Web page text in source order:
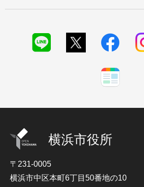
横浜市役所
〒231-0005
横浜市中区本町6丁目50番地の10